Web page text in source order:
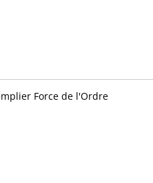
Force de l'Ordre